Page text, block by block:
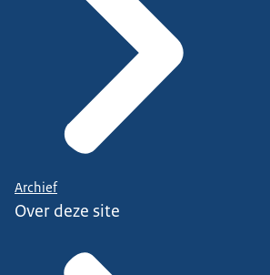
Archief
Over deze site